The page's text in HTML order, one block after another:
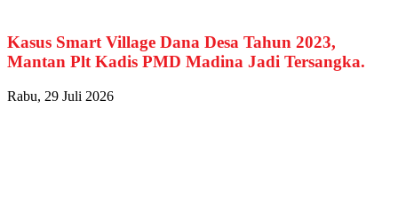
Kasus Smart Village Dana Desa Tahun 2023,
Mantan Plt Kadis PMD Madina Jadi Tersangka.
Rabu, 29 Juli 2026